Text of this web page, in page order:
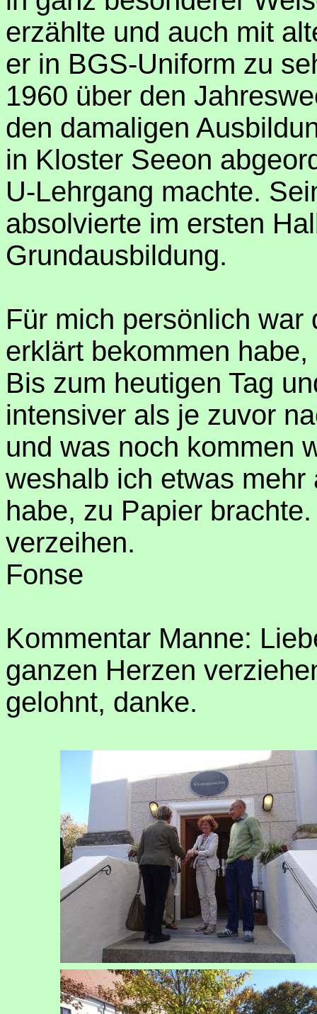
erzählte und auch mit
er in BGS-Uniform zu
1960 über den
den damaligen
in Kloster Seeon
U-Lehrgang machte.
absolvierte im ersten
Grundausbildung.
Für mich persönlich
erklärt bekommen
Bis zum heutigen Tag
intensiver als je zuvor
und was noch kommen
weshalb ich etwas
habe, zu Papier
verzeihen.
Fonse
Kommentar Manne:
ganzen Herzen
gelohnt, danke.